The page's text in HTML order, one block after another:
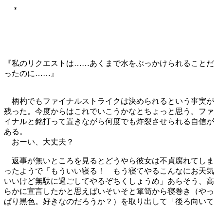
＊
『私のリクエストは……あくまで水をぶっかけられることだ
ったのに……』
柄杓でもファイナルストライクは決められるという事実が
残った。今度からはこれでいこうかなとちょっと思う。ファ
イナルと銘打って置きながら何度でも炸裂させられる自信が
ある。
おーい、大丈夫？
返事が無いところを見るとどうやら彼女は不貞腐れてしま
ったようで「もういい寝る！ もう寝てやるこんなにお天気
いいけど無駄に過ごしてやるぞちくしょうめ」あらそう、高
らかに宣言したかと思えばいそいそと箪笥から寝巻き（やっ
ぱり黒色。好きなのだろうか？）を取り出して「後ろ向いて